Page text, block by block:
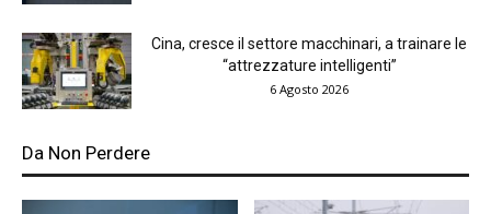
Cina, cresce il settore macchinari, a trainare le
“attrezzature intelligenti”
6 Agosto 2026
Da Non Perdere